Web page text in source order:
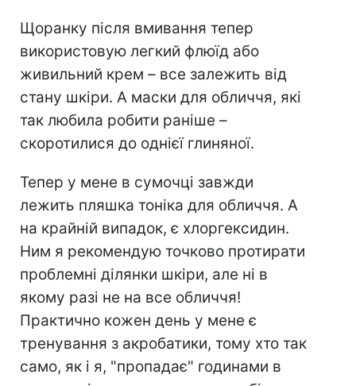
Щоранку після вмивання тепер
використовую легкий флюїд або
живильний крем – все залежить від
стану шкіри. А маски для обличчя, які
так любила робити раніше –
скоротилися до однієї глиняної.
Тепер у мене в сумочці завжди
лежить пляшка тоніка для обличчя. А
на крайній випадок, є хлоргексидин.
Ним я рекомендую точково протирати
проблемні ділянки шкіри, але ні в
якому разі не на все обличчя!
Практично кожен день у мене є
тренування з акробатики, тому хто так
само, як і я, "пропадає" годинами в